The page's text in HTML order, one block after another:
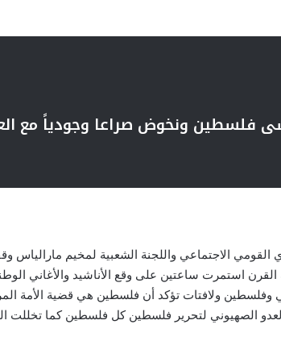
فلسطين ونخوض صراعا وجودياً مع
الاجتماعي واللجنة الشعبية لمخيم مارالياس
استمرت ساعتين على وقع الأناشيد والأغاني
وفلسطين ولافتات تؤكد أن فلسطين هي قضية الأمة
الصهيوني لتحرير فلسطين كل فلسطين كما تخللت